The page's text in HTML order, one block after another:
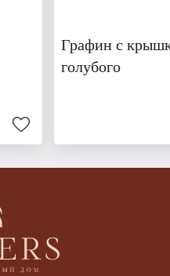
Графин с
голубого